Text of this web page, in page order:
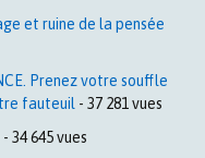
et ruine de la pensée
Prenez votre souffle
fauteuil - 37 281 vues
- 34 645 vues